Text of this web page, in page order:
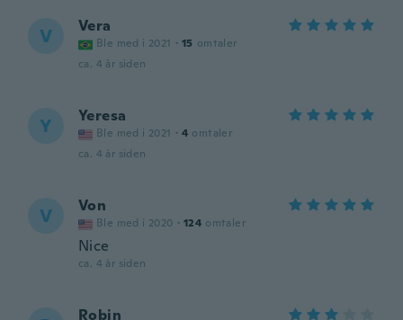
V Vera
Ble med i 2021 · 15 omtaler
ca. 4 år siden
Y Yeresa
Ble med i 2021 · 4 omtaler
ca. 4 år siden
V Von
Ble med i 2020 · 124 omtaler
Nice
ca. 4 år siden
Robin